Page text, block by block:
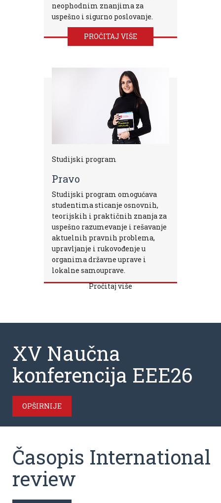
neophodnim znanjima za
uspešno i sigurno poslovanje.
PROČITAJ VIŠE
Studijski program
Pravo
Studijski program omogućava
studentima sticanje osnovnih,
teorijskih i praktičnih znanja za
uspešno razumevanje i rešavanje
aktuelnih pravnih problema,
upravljanje i rukovođenje u
organima državne uprave i
lokalne samouprave.
Pročitaj više
XV Naučna
konferencija EEE26
OPŠIRNIJE
Časopis International
review